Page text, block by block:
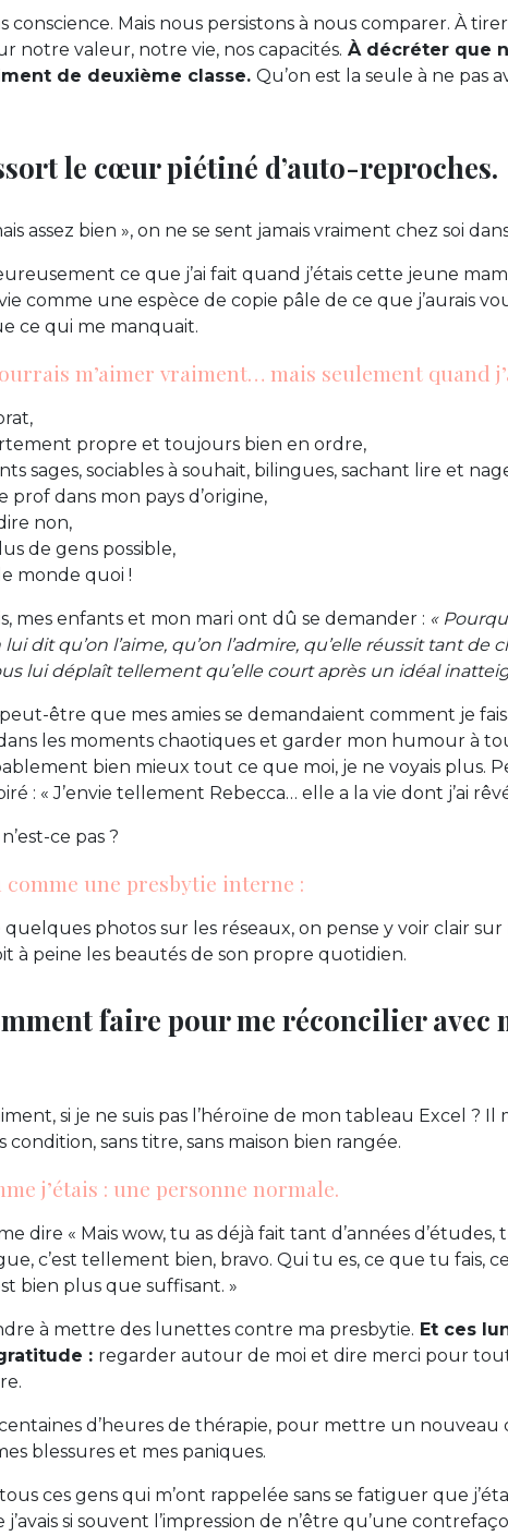
conscience. Mais nous persistons à nous comparer. À
notre valeur, notre vie, nos capacités. À décréter que
de deuxième classe. Qu’on est la seule à ne pas
le cœur piétiné d’auto-reproches.
assez bien », on ne se sent jamais vraiment chez soi
ce que j’ai fait quand j’étais cette jeune
comme une espèce de copie pâle de ce que j’aurais
ce qui me manquait.
m’aimer vraiment… mais seulement quand
propre et toujours bien en ordre,
sages, sociables à souhait, bilingues, sachant lire et
prof dans mon pays d’origine,
non,
de gens possible,
monde quoi !
mes enfants et mon mari ont dû se demander : «
dit qu’on l’aime, qu’on l’admire, qu’elle réussit tant de
lui déplaît tellement qu’elle court après un idéal
être que mes amies se demandaient comment je
les moments chaotiques et garder mon humour à
bien mieux tout ce que moi, je ne voyais plus.
: « J’envie tellement Rebecca… elle a la vie dont j’ai
ce pas ?
comme une presbytie interne :
quelques photos sur les réseaux, on pense y voir clair
à peine les beautés de son propre quotidien.
faire pour me réconcilier avec
si je ne suis pas l’héroïne de mon tableau Excel ? Il
condition, sans titre, sans maison bien rangée.
j’étais : une personne normale.
dire « Mais wow, tu as déjà fait tant d’années d’études,
c’est tellement bien, bravo. Qui tu es, ce que tu fais,
bien plus que suffisant. »
à mettre des lunettes contre ma presbytie. Et ces
: regarder autour de moi et dire merci pour tout
centaines d’heures de thérapie, pour mettre un
blessures et mes paniques.
ces gens qui m’ont rappelée sans se fatiguer que
si souvent l’impression de n’être qu’une